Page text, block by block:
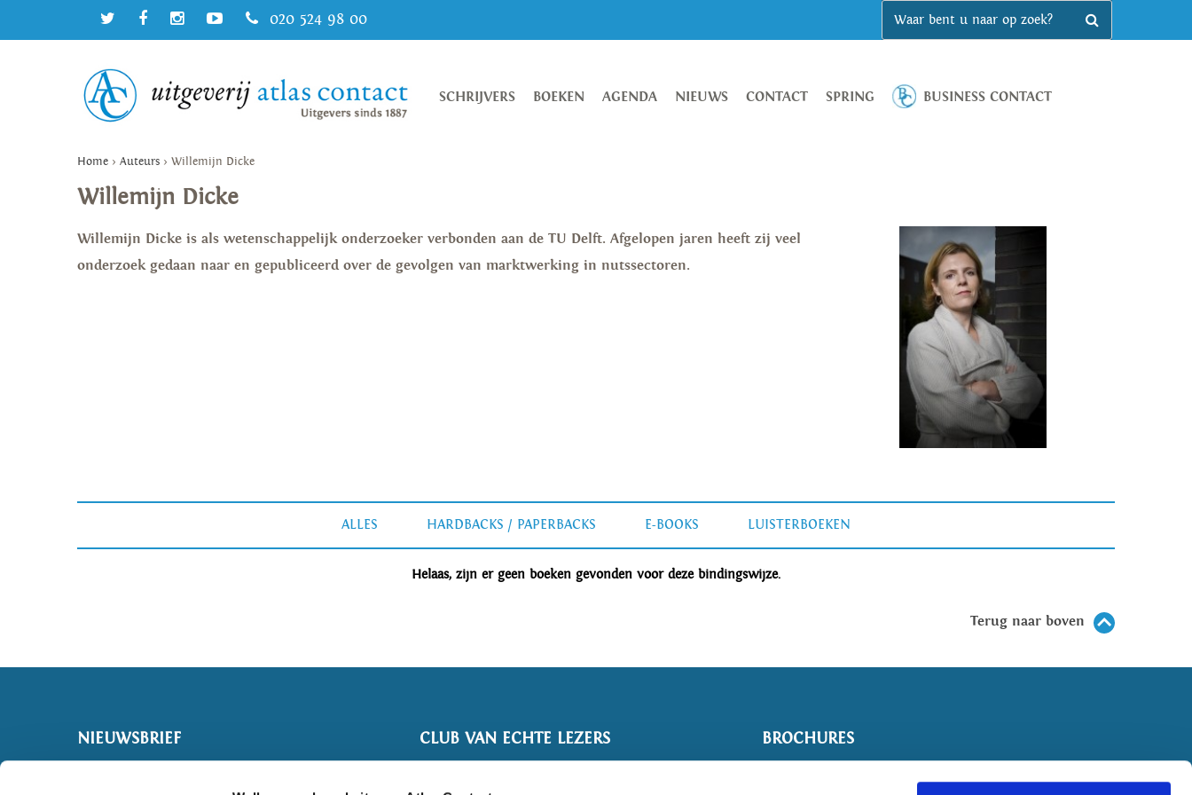
020 524 98 00
SCHRIJVERS BOEKEN AGENDA NIEUWS CONTACT SPRING BUSINESS CONTACT
Home > Auteurs > Willemijn Dicke
Willemijn Dicke
Willemijn Dicke is als wetenschappelijk onderzoeker verbonden aan de TU Delft. Afgelopen jaren heeft zij veel
onderzoek gedaan naar en gepubliceerd over de gevolgen van marktwerking in nutssectoren.
ALLES HARDBACKS / PAPERBACKS E-BOOKS LUISTERBOEKEN
Helaas, zijn er geen boeken gevonden voor deze bindingswijze.
Terug naar boven
NIEUWSBRIEF CLUB VAN ECHTE LEZERS BROCHURES